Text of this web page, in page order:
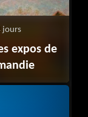
jours
expos de